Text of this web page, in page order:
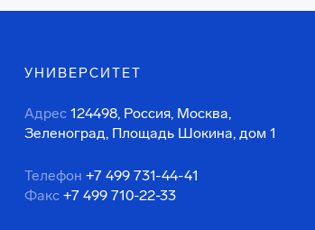
УНИВЕРСИТЕТ
Адрес 124498, Россия, Москва,
Зеленоград, Площадь Шокина, дом 1
Телефон +7 499 731-44-41
Факс +7 499 710-22-33